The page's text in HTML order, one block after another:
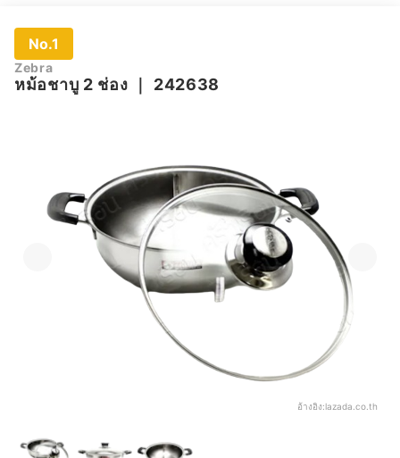
No.1
Zebra
หม้อชาบู 2 ช่อง 242638
อ้างอิง:lazada.co.th